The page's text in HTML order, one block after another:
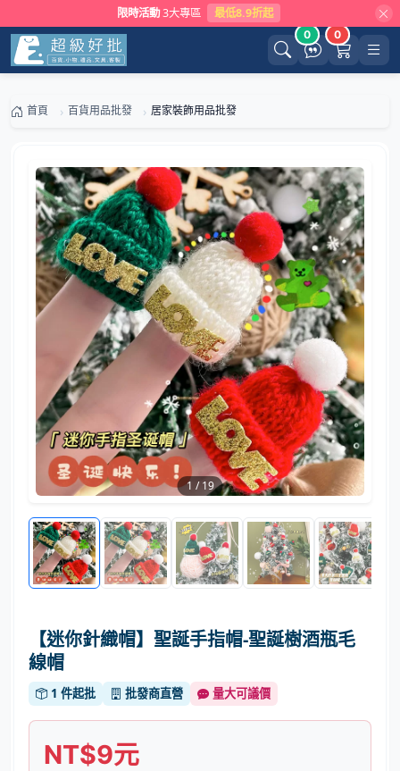
限時活動 3大專區 最低8.9折起
0 0
首頁 百貨用品批發 居家裝飾用品批發
1 /19
【迷你針織帽】聖誕手指帽-聖誕樹酒瓶毛
線帽
1 件起批 批發商直營 量大可議價
NT$9元